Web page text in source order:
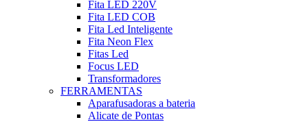
Fita LED 220V
Fita LED COB
Fita Led Inteligente
Fita Neon Flex
Fitas Led
Focus LED
Transformadores
FERRAMENTAS
Aparafusadoras a bateria
Alicate de Pontas